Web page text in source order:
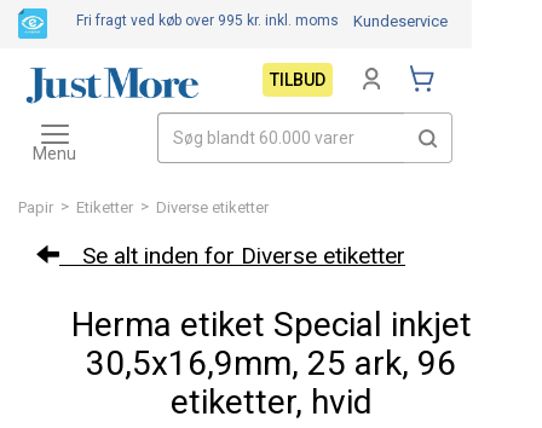
Papir > Etiketter > Diverse etiketter
Se alt inden for Diverse etiketter
Herma etiket Special inkjet
30,5x16,9mm, 25 ark, 96
etiketter, hvid
Fri fragt ved køb over 995 kr. inkl. moms Kundeservice
TILBUD
Toggle
navigation
Menu